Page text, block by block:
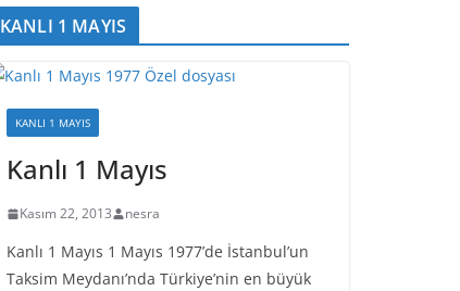
KANLI 1 MAYIS
KANLI 1 MAYIS
Kanlı 1 Mayıs
Kasım 22, 2013 nesra
Kanlı 1 Mayıs 1 Mayıs 1977’de İstanbul’un
Taksim Meydanı’nda Türkiye’nin en büyük